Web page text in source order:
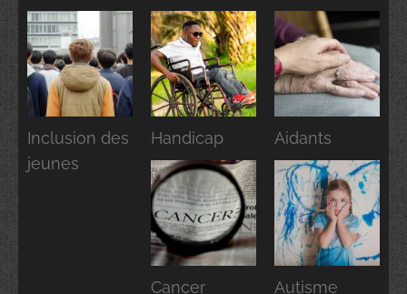
Inclusion des
jeunes
Handicap Aidants
Cancer Autisme